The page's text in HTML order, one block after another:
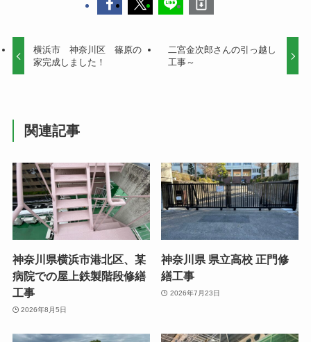
横浜市 神奈川区 篠原の
家完成しました！
二宮金次郎さんの引っ越し
工事～
関連記事
神奈川県横浜市港北区、某
病院での屋上鉄製階段修繕
工事
2026年8月5日
神奈川県 県立高校 正門修
繕工事
2026年7月23日